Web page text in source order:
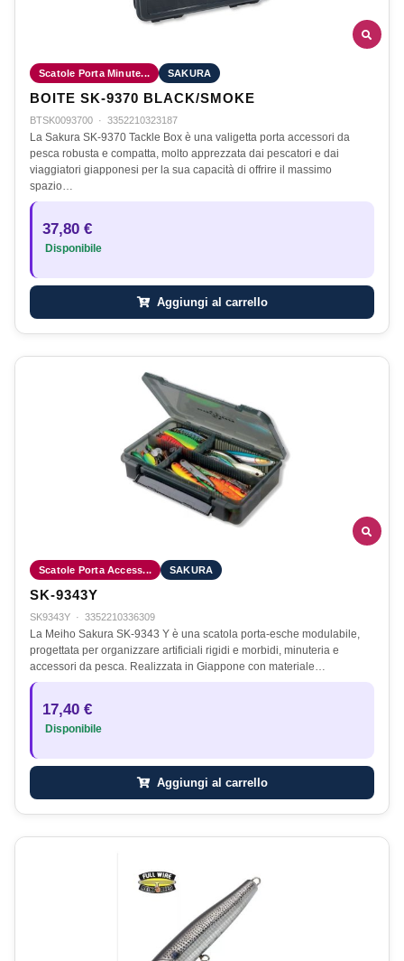
Scatole Porta Minute... SAKURA
BOITE SK-9370 BLACK/SMOKE
BTSK0093700 · 3352210323187
La Sakura SK-9370 Tackle Box è una valigetta porta accessori da
pesca robusta e compatta, molto apprezzata dai pescatori e dai
viaggiatori giapponesi per la sua capacità di offrire il massimo
spazio…
37,80 €
Disponibile
Aggiungi al carrello
Scatole Porta Access... SAKURA
SK-9343Y
SK9343Y · 3352210336309
La Meiho Sakura SK-9343 Y è una scatola porta-esche modulabile,
progettata per organizzare artificiali rigidi e morbidi, minuteria e
accessori da pesca. Realizzata in Giappone con materiale…
17,40 €
Disponibile
Aggiungi al carrello